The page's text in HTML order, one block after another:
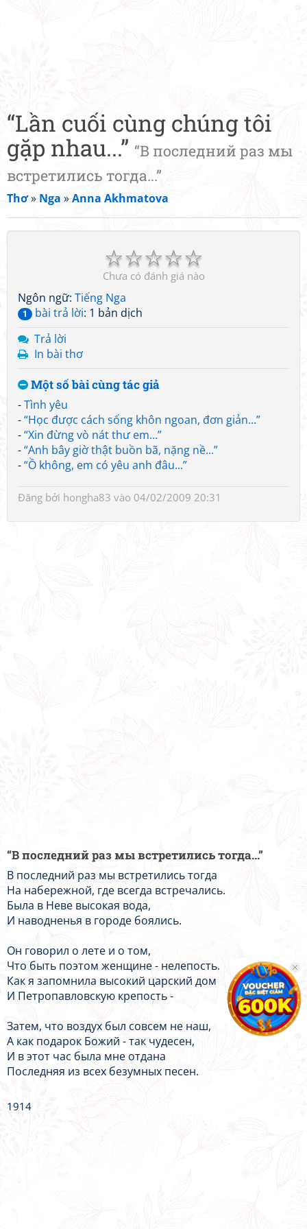
“Lần cuối cùng chúng tôi
gặp nhau...” “В последний раз мы
встретились тогда...”
Thơ» Nga »Anna Akhmatova
☆
☆
☆
☆
☆
Chưa có đánh giá nào
Ngôn ngữ: Tiếng Nga
1 bài trả lời: 1 bản dịch
Trả lời
In bài thơ
Một số bài cùng tác giả
-Tình yêu
-“Học được cách sống khôn ngoan, đơn giản...”
-“Xin đừng vò nát thư em...”
-“Anh bây giờ thật buồn bã, nặng nề...”
-“Ồ không, em có yêu anh đâu...”
Đăng bởi hongha83 vào 04/02/2009 20:31
“В последний раз мы встретились тогда...”
В последний раз мы встретились тогда
На набережной, где всегда встречались.
Была в Неве высокая вода,
И наводненья в городе боялись.
Он говорил о лете и о том,
Что быть поэтом женщине - нелепость.
Как я запомнила высокий царский дом
И Петропавловскую крепость -
Затем, что воздух был совсем не наш,
А как подарок Божий - так чудесен,
И в этот час была мне отдана
Последняя из всех безумных песен.
1914